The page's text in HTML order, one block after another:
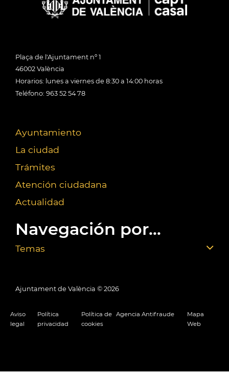
Plaça de l'Ajuntament nº 1
46002 València
Horarios: lunes a viernes de 8:30 a 14:00 horas
Teléfono: 963 52 54 78
Ayuntamiento
La ciudad
Trámites
Atención ciudadana
Actualidad
Navegación por...
Temas
Ajuntament de València © 2026
Aviso
legal
Política
privacidad
Política de
cookies
Agencia Antifraude
Mapa
Web